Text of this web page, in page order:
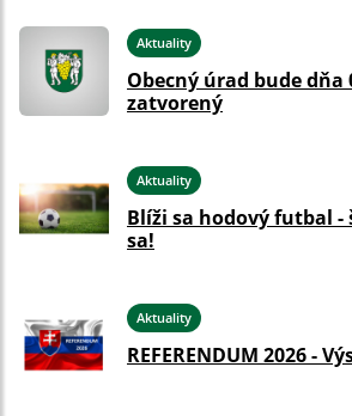
Aktuality
Obecný úrad bude dňa
zatvorený
Aktuality
Blíži sa hodový futbal
sa!
Aktuality
REFERENDUM 2026 -